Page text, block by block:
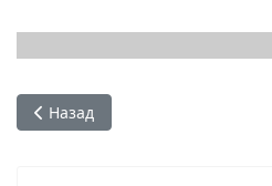
Предыдущий: По аттестации
Назад